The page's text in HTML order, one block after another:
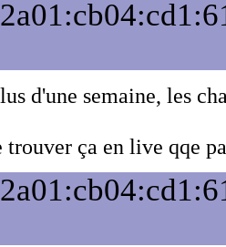
d'une semaine, les
trouver ça en live qqe